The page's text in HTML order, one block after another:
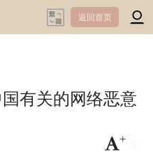
返回首页
有关的网络恶意
+